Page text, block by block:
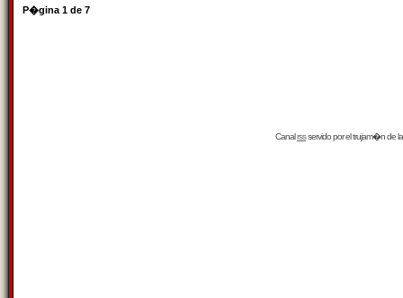
P�gina 1 de 7
Canalrssservido por eltrujam�nde